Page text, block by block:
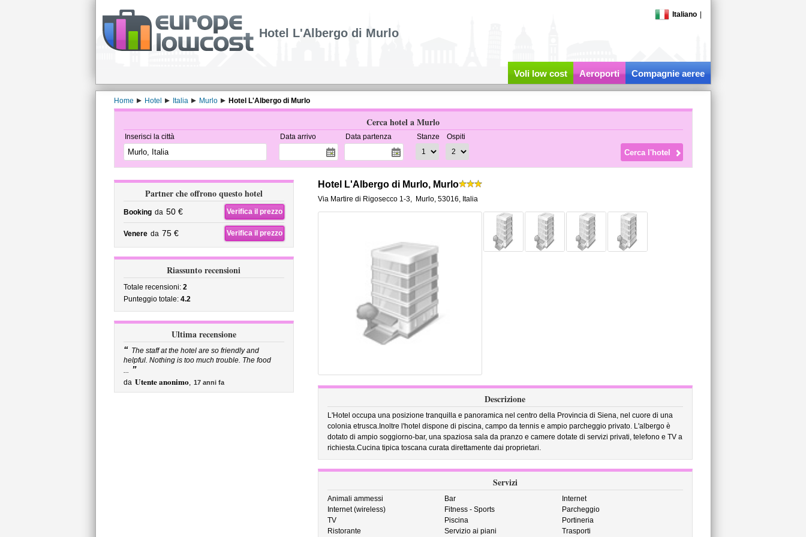
Italiano
Hotel L'Albergo di Murlo
Voli low cost Aeroporti Compagnie aeree
Home Hotel Italia Murlo Hotel L'Albergo di Murlo
Cerca hotel a Murlo
Inserisci la città Data arrivo Data partenza Stanze Ospiti
Partner che offrono questo hotel
Booking da 50 € Verifica il prezzo
Venere da 75 € Verifica il prezzo
Riassunto recensioni
Totale recensioni: 2
Punteggio totale: 4.2
Ultima recensione
“ The staff at the hotel are so friendly and
helpful. Nothing is too much trouble. The food
... ”
da Utente anonimo, 17 anni fa
Hotel L'Albergo di Murlo, Murlo
Via Martire di Rigosecco 1-3, Murlo, 53016, Italia
Descrizione
L'Hotel occupa una posizione tranquilla e panoramica nel centro della Provincia di Siena, nel cuore di una
colonia etrusca.Inoltre l'hotel dispone di piscina, campo da tennis e ampio parcheggio privato. L'albergo è
dotato di ampio soggiorno-bar, una spaziosa sala da pranzo e camere dotate di servizi privati, telefono e TV a
richiesta.Cucina tipica toscana curata direttamente dai proprietari.
Servizi
Animali ammessi Bar
Internet
Internet (wireless)
Fitness - Sports
Parcheggio
TV
Piscina
Portineria
Ristorante
Servizio ai piani Trasporti